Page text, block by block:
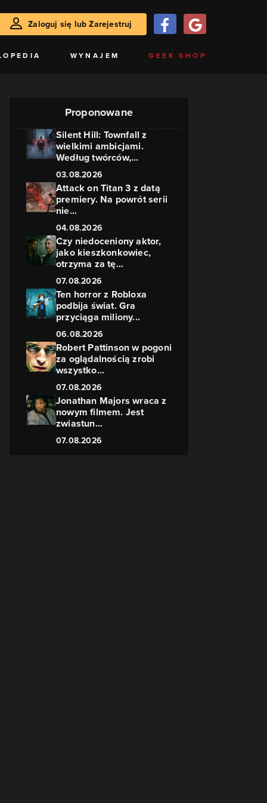
Zaloguj się lub Zarejestruj
WYNAJEM GEEK SHOP
Proponowane
Silent Hill: Townfall z
wielkimi ambicjami.
Według twórców,...
03.08.2026
Attack on Titan 3 z datą
premiery. Na powrót serii
nie...
04.08.2026
Czy niedoceniony aktor,
jako kieszkonkowiec,
otrzyma za tę...
07.08.2026
Ten horror z Robloxa
podbija świat. Gra
przyciąga miliony...
06.08.2026
Robert Pattinson w pogoni
za oglądalnością zrobi
wszystko...
07.08.2026
Jonathan Majors wraca z
nowym filmem. Jest
zwiastun...
07.08.2026